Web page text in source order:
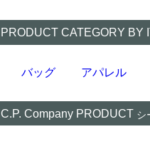
PRODUCT CATEGORY BY
バッグ アパレル
C.P. Company PRODUCT シ